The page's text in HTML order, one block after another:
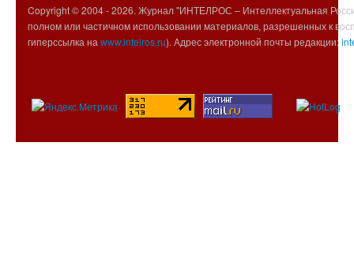
Copyright © 2004 -2026. Журнал "ИНТЕЛРОС – Интеллектуальная
полном или частичном использовании материалов, разрешенных к
гиперссылка на www.intelros.ru). Адрес электронной почты редакции: